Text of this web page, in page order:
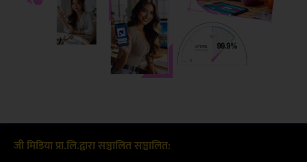
जी मिडिया प्रा.लि.द्वारा सञ्चालित सञ्चालित: